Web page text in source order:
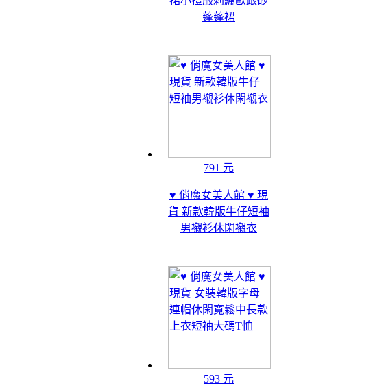
蓬蓬裙
791 元
♥ 俏魔女美人館 ♥ 現
貨 新款韓版牛仔短袖
男襯衫休閑襯衣
593 元